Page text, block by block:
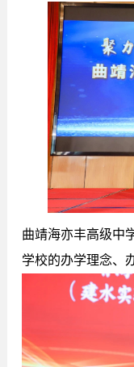
曲靖海亦丰高级中
学校的办学理念、